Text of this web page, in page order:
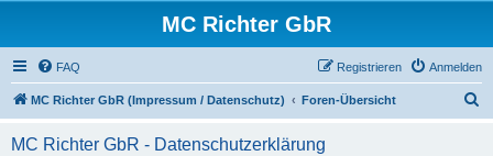
MC Richter GbR
FAQ Anmelden
Registrieren
MC Richter GbR (Impressum / Datenschutz) Foren-Übersicht
MC Richter GbR - Datenschutzerklärung